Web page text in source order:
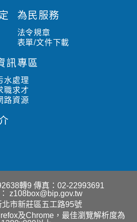
為民服務
法令規章
表單/文件下載
訊專區
水處理
職求才
路資源
轉9 傳真：02-22993691
z108box@bip.gov.tw
北市新莊區五工路95號
及Chrome，最佳瀏覽解析度為